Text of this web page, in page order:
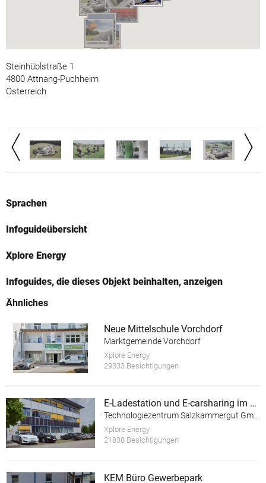
Steinhüblstraße 1
4800 Attnang-Puchheim
Österreich
Sprachen
Infoguideübersicht
Xplore Energy
Infoguides, die dieses Objekt beinhalten, anzeigen
Ähnliches
Neue Mittelschule Vorchdorf
Marktgemeinde Vorchdorf
Xplore Energy
29333 Besichtigungen
E-Ladestation und E-carsharing im TechnoZ Gmunden
Technologiezentrum Salzkammergut GmbH
Xplore Energy
21838 Besichtigungen
KEM Büro Gewerbepark